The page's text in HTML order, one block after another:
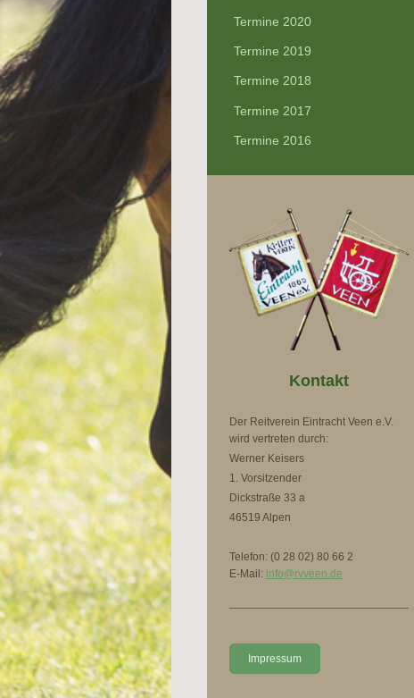
Termine 2020
Termine 2019
Termine 2018
Termine 2017
Termine 2016
Kontakt
Der Reitverein Eintracht Veen e.V.
wird vertreten durch:
Werner Keisers
1. Vorsitzender
Dickstraße 33 a
46519 Alpen
Telefon: (0 28 02) 80 66 2
E-Mail: info@rvveen.de
Impressum